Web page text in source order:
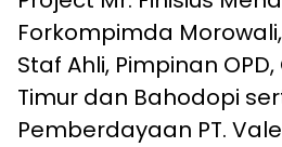
Forkompimda
Staf Ahli, Pimpinan
Timur dan Bahodopi
Pemberdayaan PT.